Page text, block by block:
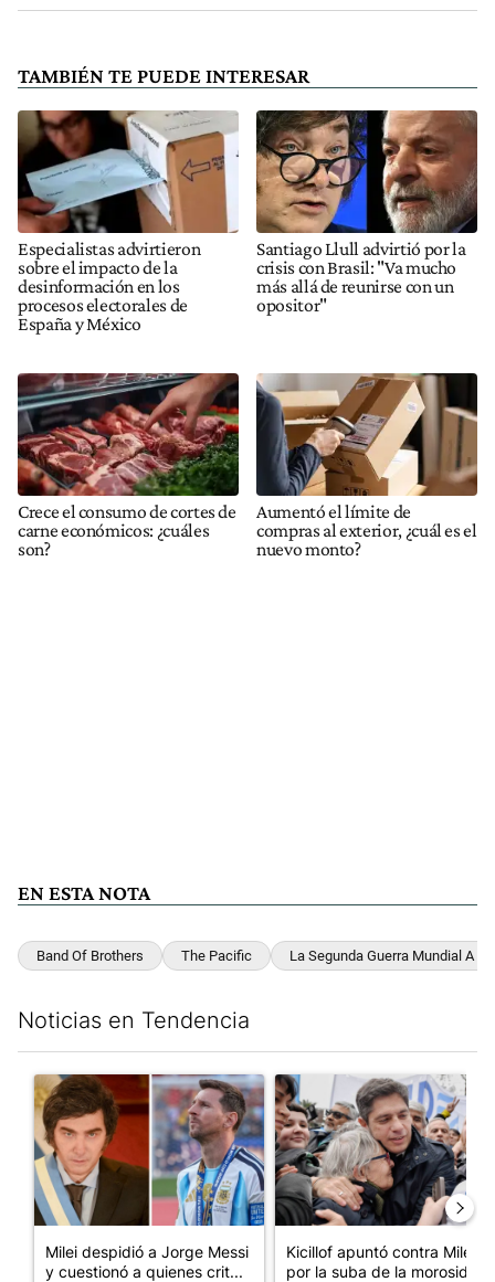
TAMBIÉN TE PUEDE INTERESAR
Especialistas advirtieron
sobre el impacto de la
desinformación en los
procesos electorales de
España y México
Santiago Llull advirtió por la
crisis con Brasil: "Va mucho
más allá de reunirse con un
opositor"
Crece el consumo de cortes de
carne económicos: ¿cuáles
son?
Aumentó el límite de
compras al exterior, ¿cuál es el
nuevo monto?
EN ESTA NOTA
Band Of Brothers The Pacific La Segunda Guerra Mundial A
Noticias en Tendencia
Un artículo de tendencia con el título "Milei despidió a Jorge
Milei despidió a Jorge Messi
y cuestionó a quienes crit...
Un artículo de tendencia con
Kicillof apuntó contra Milei
por la suba de la morosida...